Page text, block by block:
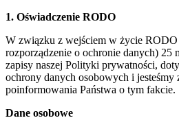
1. Oświadczenie RODO
W związku z wejściem w życie
rozporządzenie o ochronie danych) 25
zapisy naszej Polityki prywatności,
ochrony danych osobowych i jesteśmy
poinformowania Państwa o tym fakcie.
Dane osobowe